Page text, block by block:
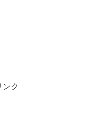
ンク